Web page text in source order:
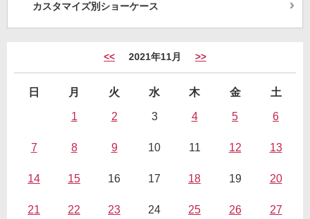
カスタマイズ別ショーケース
<< 2021年11月 >>
日 月 火 水 木 金
土
1
2 3 4 5 6
7 8 9 10 11 12 13
14 15 16 17 18 19 20
21 22 23 24 25 26 27